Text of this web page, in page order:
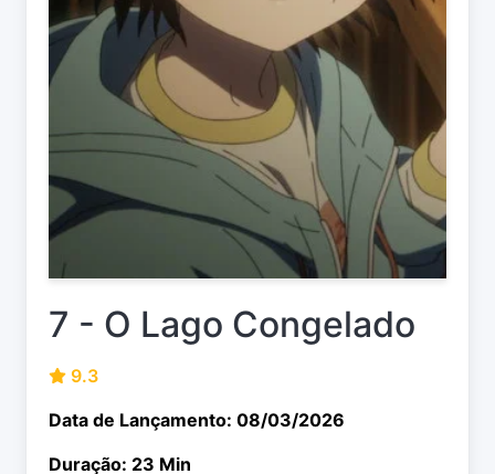
7 - O Lago Congelado
9.3
Data de Lançamento: 08/03/2026
Duração: 23 Min